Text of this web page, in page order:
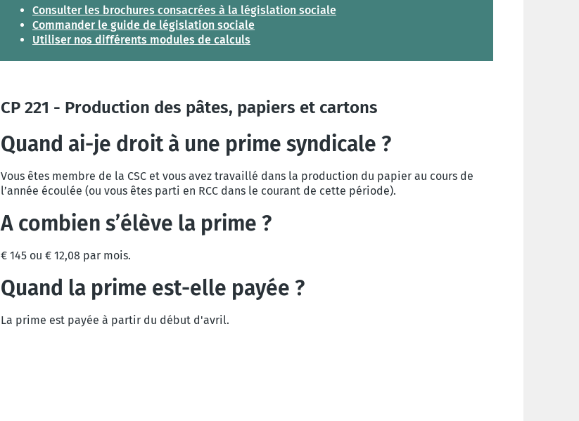
Consulter les brochures consacrées à la législation sociale
Commander le guide de législation sociale
Utiliser nos différents modules de calculs
CP 221 - Production des pâtes, papiers et cartons
Quand ai-je droit à une prime syndicale ?
Vous êtes membre de la CSC et vous avez travaillé dans la production du papier au cours de
l’année écoulée (ou vous êtes parti en RCC dans le courant de cette période).
A combien s’élève la prime ?
€ 145 ou € 12,08 par mois.
Quand la prime est-elle payée ?
La prime est payée à partir du début d'avril.